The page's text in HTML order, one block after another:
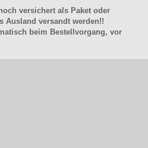
versichert als Paket oder
Ausland versandt werden!!
beim Bestellvorgang, vor